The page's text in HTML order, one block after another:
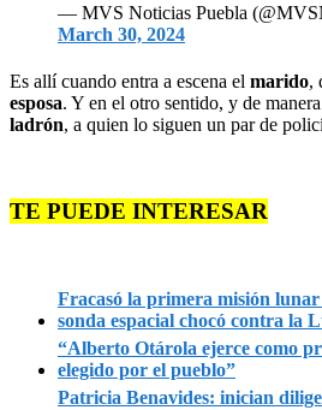
— MVS Noticias Puebla
March 30, 2024
Es allí cuando entra a escena el marido,
esposa. Y en el otro sentido, y de
ladrón, a quien lo siguen un par de
TE PUEDE INTERESAR
Fracasó la primera misión lunar
sonda espacial chocó contra la
“Alberto Otárola ejerce como
elegido por el pueblo”
Patricia Benavides: inician